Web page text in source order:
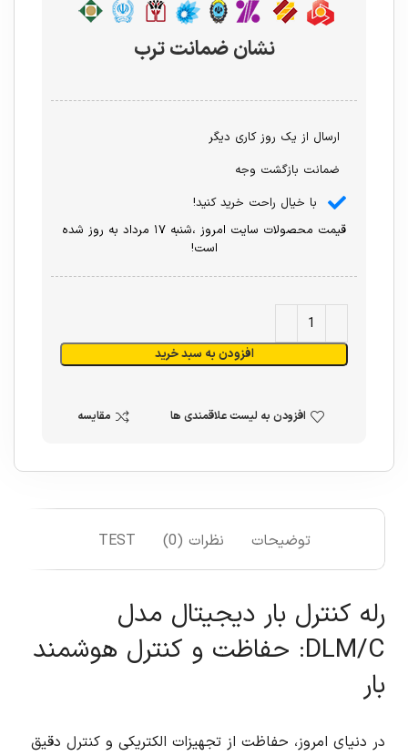
نشان ضمانت ترب
ارسال از یک روز کاری دیگر
ضمانت بازگشت وجه
با خیال راحت خرید کنید!
قیمت محصولات سایت امروز ،شنبه ۱۷ مرداد به روز شده
است!
افزودن به سبد خرید
افزودن به لیست علاقمندی ها مقایسه
توضیحات نظرات (0) TEST
رله کنترل بار دیجیتال مدل
DLM/C: حفاظت و کنترل هوشمند
بار
در دنیای امروز، حفاظت از تجهیزات الکتریکی و کنترل دقیق